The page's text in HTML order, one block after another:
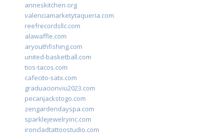
anneskitchen.org
valenciamarketytaqueria.com
reefrecordsllc.com
alawaffle.com
aryouthfishing.com
united-basketball.com
tios-tacos.com
cafecito-satx.com
graduacionviu2023.com
pecanjackstogo.com
zengardendayspa.com
sparklejewelryinc.com
ironcladtattoostudio.com